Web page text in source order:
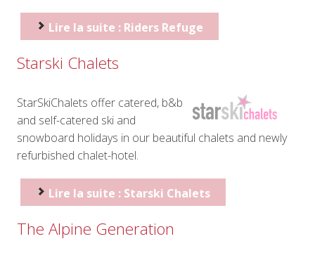
Lire la suite : Riders Refuge
Starski Chalets
StarSkiChalets offer catered, b&b
and self-catered ski and
snowboard holidays in our beautiful chalets and newly
refurbished chalet-hotel.
Lire la suite : Starski Chalets
The Alpine Generation